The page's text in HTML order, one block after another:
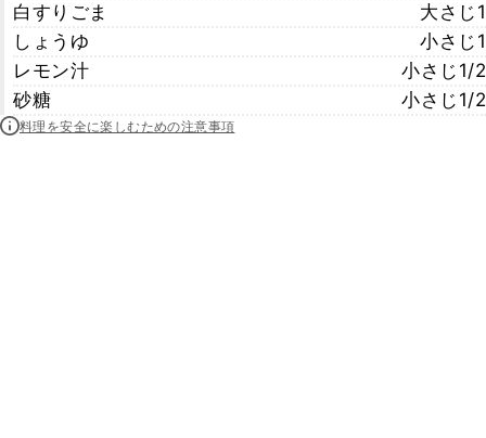
白すりごま
大さじ1
しょうゆ
小さじ1
レモン汁
小さじ1/2
砂糖
小さじ1/2
料理を安全に楽しむための注意事項